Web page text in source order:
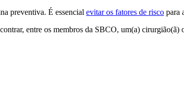
preventiva. É essencial evitar os fatores de risco para
entre os membros da SBCO, um(a)